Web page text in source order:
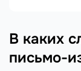
В каких
письмо-